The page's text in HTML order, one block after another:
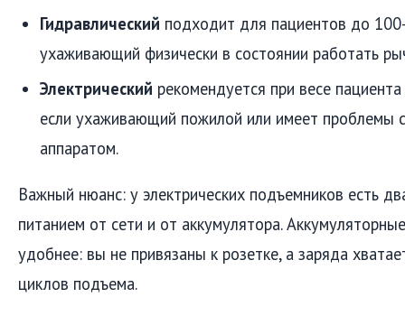
Гидравлический подходит для пациентов до
ухаживающий физически в состоянии работать
Электрический рекомендуется при весе
если ухаживающий пожилой или имеет проблемы
аппаратом.
Важный нюанс: у электрических подъемников есть
питанием от сети и от аккумулятора.
удобнее: вы не привязаны к розетке, а заряда
циклов подъема.